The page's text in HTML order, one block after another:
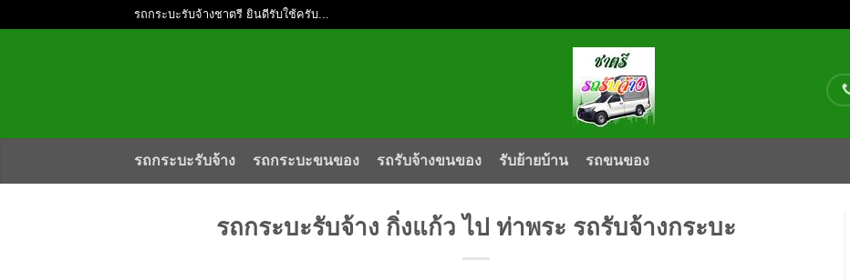
รถกระบะรับจ้างชาตรี ยินดีรับใช้ครับ...
รถกระบะรับจ้าง รถกระบะขนของ รถรับจ้างขนของ รับย้ายบ้าน รถขนของ
รถกระบะรับจ้าง กิ่งแก้ว ไป ท่าพระ รถรับจ้างกระบะ